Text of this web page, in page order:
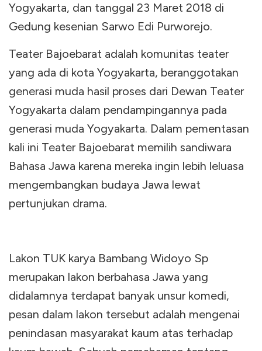
Yogyakarta, dan tanggal 23 Maret 2018 di
Gedung kesenian Sarwo Edi Purworejo.
Teater Bajoebarat adalah komunitas teater
yang ada di kota Yogyakarta, beranggotakan
generasi muda hasil proses dari Dewan Teater
Yogyakarta dalam pendampingannya pada
generasi muda Yogyakarta. Dalam pementasan
kali ini Teater Bajoebarat memilih sandiwara
Bahasa Jawa karena mereka ingin lebih leluasa
mengembangkan budaya Jawa lewat
pertunjukan drama.
Lakon TUK karya Bambang Widoyo Sp
merupakan lakon berbahasa Jawa yang
didalamnya terdapat banyak unsur komedi,
pesan dalam lakon tersebut adalah mengenai
penindasan masyarakat kaum atas terhadap